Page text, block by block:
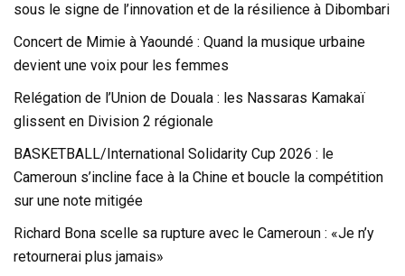
sous le signe de l’innovation et de la résilience à Dibombari
Concert de Mimie à Yaoundé : Quand la musique urbaine
devient une voix pour les femmes
Relégation de l’Union de Douala : les Nassaras Kamakaï
glissent en Division 2 régionale
BASKETBALL/International Solidarity Cup 2026 : le
Cameroun s’incline face à la Chine et boucle la compétition
sur une note mitigée
Richard Bona scelle sa rupture avec le Cameroun : «Je n’y
retournerai plus jamais»